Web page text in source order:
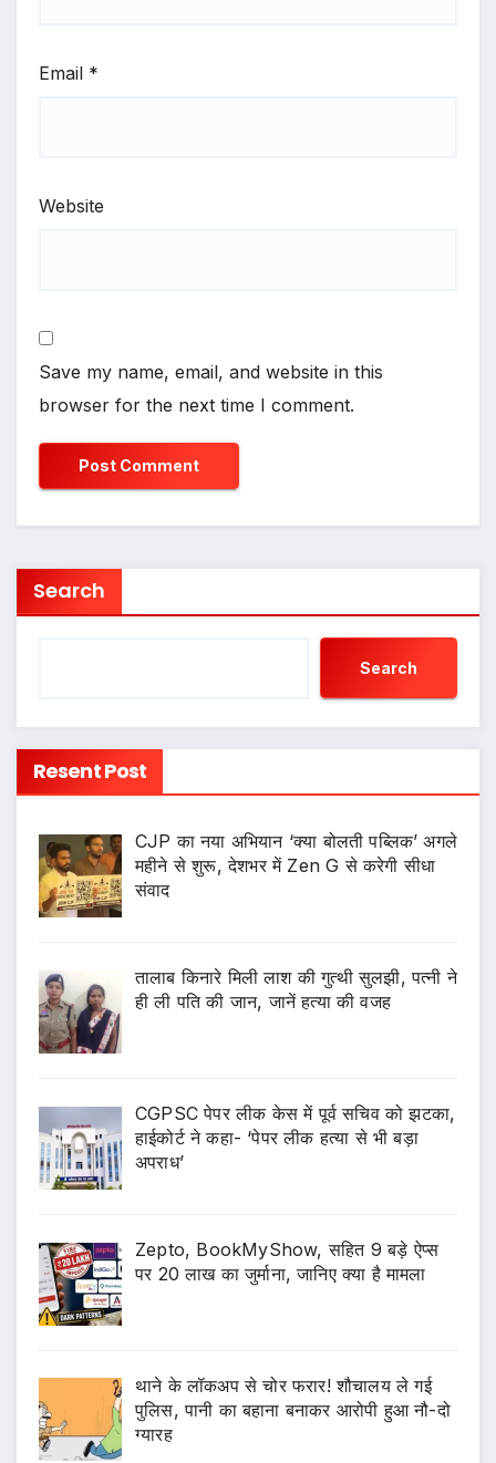
Email *
Website
Save my name, email, and website in this
browser for the next time I comment.
Search
Search
Resent Post
CJP का नया अभियान ‘क्या बोलती पब्लिक’ अगले
महीने से शुरू, देशभर में Zen G से करेगी सीधा
संवाद
तालाब किनारे मिली लाश की गुत्थी सुलझी, पत्नी ने
ही ली पति की जान, जानें हत्या की वजह
CGPSC पेपर लीक केस में पूर्व सचिव को झटका,
हाईकोर्ट ने कहा- ‘पेपर लीक हत्या से भी बड़ा
अपराध’
Zepto, BookMyShow, सहित 9 बड़े ऐप्स
पर 20 लाख का जुर्माना, जानिए क्या है मामला
थाने के लॉकअप से चोर फरार! शौचालय ले गई
पुलिस, पानी का बहाना बनाकर आरोपी हुआ नौ-दो
ग्यारह